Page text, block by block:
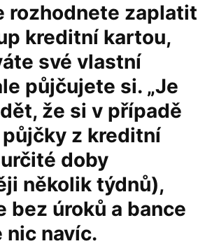
rozhodnete zaplatit
kreditní kartou,
své vlastní
půjčujete si. „Je
že si v případě
z kreditní
doby
několik týdnů),
bez úroků a bance
navíc.